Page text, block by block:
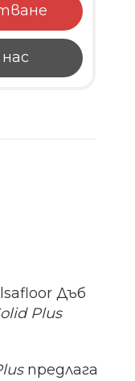
Дъб
Plus
предлага